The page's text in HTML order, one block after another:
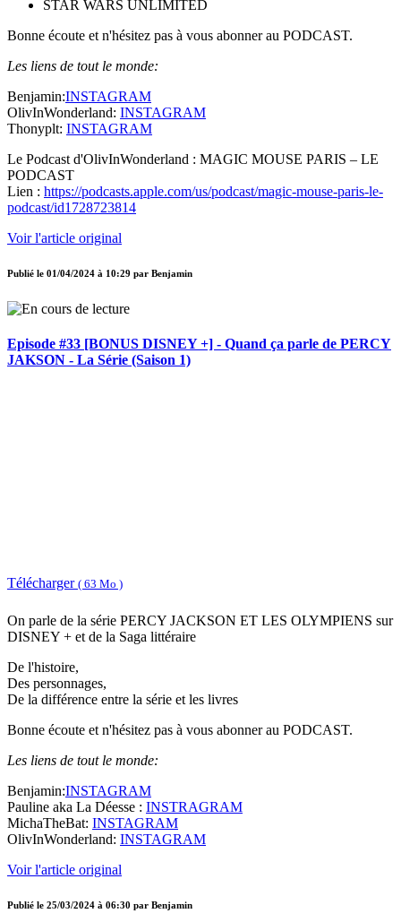
STAR WARS UNLIMITED
Bonne écoute et n'hésitez pas à vous abonner au PODCAST.
Les liens de tout le monde:
Benjamin:INSTAGRAM
OlivInWonderland: INSTAGRAM
Thonyplt: INSTAGRAM
Le Podcast d'OlivInWonderland : MAGIC MOUSE PARIS – LE
PODCAST
Lien : https://podcasts.apple.com/us/podcast/magic-mouse-paris-le-
podcast/id1728723814
Voir l'article original
Publié le 01/04/2024 à 10:29 par Benjamin
Episode #33 [BONUS DISNEY +] - Quand ça parle de PERCY
JAKSON - La Série (Saison 1)
Télécharger ( 63 Mo )
On parle de la série PERCY JACKSON ET LES OLYMPIENS sur
DISNEY + et de la Saga littéraire
De l'histoire,
Des personnages,
De la différence entre la série et les livres
Bonne écoute et n'hésitez pas à vous abonner au PODCAST.
Les liens de tout le monde:
Benjamin:INSTAGRAM
Pauline aka La Déesse : INSTRAGRAM
MichaTheBat: INSTAGRAM
OlivInWonderland: INSTAGRAM
Voir l'article original
Publié le 25/03/2024 à 06:30 par Benjamin